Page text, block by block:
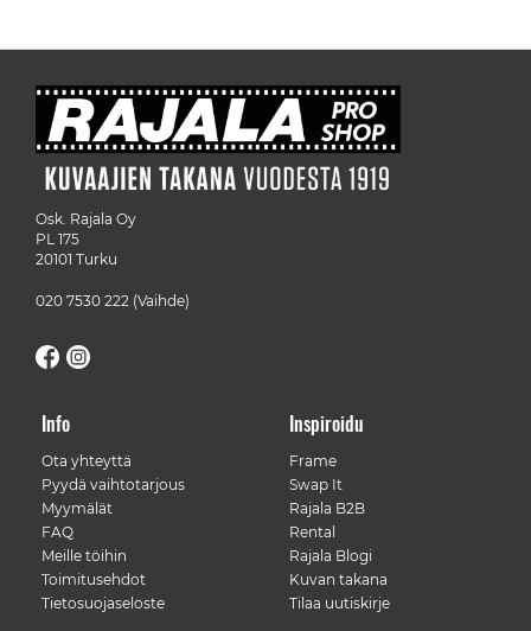
Osk. Rajala Oy
PL 175
20101 Turku
020 7530 222 (Vaihde)
Info
Ota yhteyttä
Pyydä vaihtotarjous
Myymälät
FAQ
Meille töihin
Toimitusehdot
Tietosuojaseloste
Inspiroidu
Frame
Swap It
Rajala B2B
Rental
Rajala Blogi
Kuvan takana
Tilaa uutiskirje